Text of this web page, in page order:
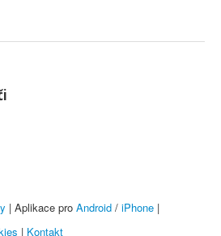
| Aplikace pro Android / iPhone |
| Kontakt